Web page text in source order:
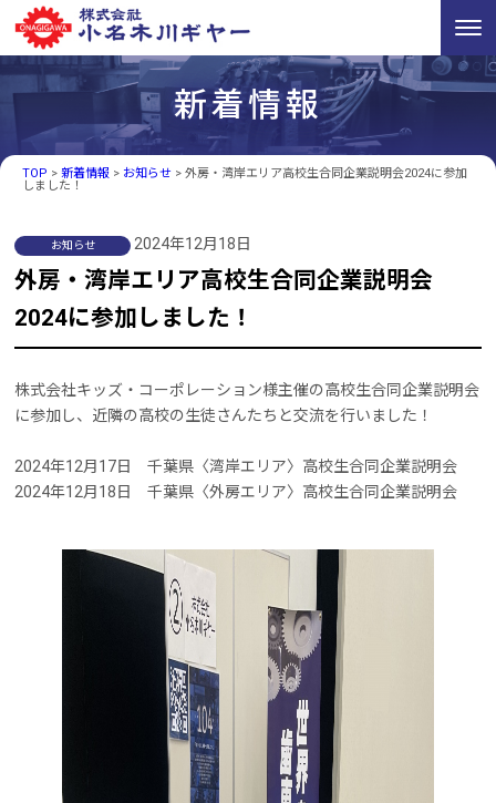
新着情報
TOP >新着情報 > お知らせ >外房・湾岸エリア高校生合同企業説明会2024に参加
しました！
お知らせ 2024年12月18日
外房・湾岸エリア高校生合同企業説明会
2024に参加しました！
株式会社キッズ・コーポレーション様主催の高校生合同企業説明会
に参加し、近隣の高校の生徒さんたちと交流を行いました！
2024年12月17日 千葉県〈湾岸エリア〉高校生合同企業説明会
2024年12月18日 千葉県〈外房エリア〉高校生合同企業説明会